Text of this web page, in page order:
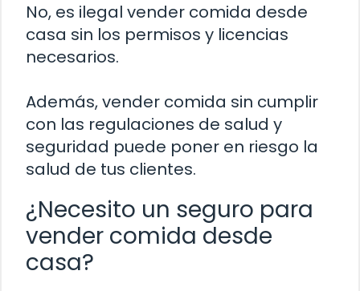
No, es ilegal vender comida desde
casa sin los permisos y licencias
necesarios.
Además, vender comida sin cumplir
con las regulaciones de salud y
seguridad puede poner en riesgo la
salud de tus clientes.
¿Necesito un seguro para
vender comida desde
casa?